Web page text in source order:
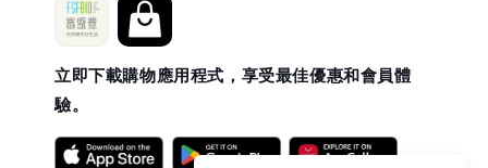
立即下載購物應用程式，享受最佳優惠和會員體
驗。